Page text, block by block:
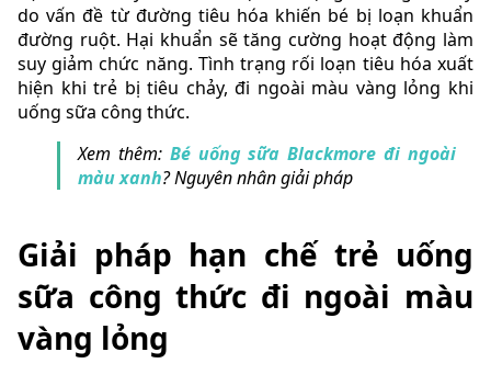
do vấn đề từ đường tiêu hóa khiến bé bị loạn khuẩn
đường ruột. Hại khuẩn sẽ tăng cường hoạt động làm
suy giảm chức năng. Tình trạng rối loạn tiêu hóa xuất
hiện khi trẻ bị tiêu chảy, đi ngoài màu vàng lỏng khi
uống sữa công thức.
Xem thêm: Bé uống sữa Blackmore đi ngoài
màu xanh? Nguyên nhân giải pháp
Giải pháp hạn chế trẻ uống
sữa công thức đi ngoài màu
vàng lỏng